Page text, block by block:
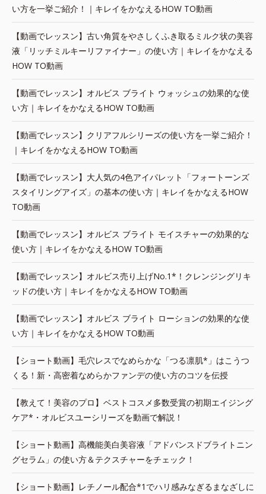
い方を一挙ご紹介！｜キレイをかなえるHOW TO動画
【動画でレッスン】古い角質をやさしくふき取るミルク状の美容
液「リッチミルキーリファイナー」の使い方｜キレイをかなえる
HOW TO動画
【動画でレッスン】オルビス ブライト ウォッシュの効果的な使
い方｜キレイをかなえるHOW TO動画
【動画でレッスン】クリアフルシリーズの使い方を一挙ご紹介！
｜キレイをかなえるHOW TO動画
【動画でレッスン】大人気の4色アイパレット「フォートーンズ
スタイリングアイズ」の基本の使い方｜キレイをかなえるHOW
TO動画
【動画でレッスン】オルビス ブライト モイスチャーの効果的な
使い方｜キレイをかなえるHOW TO動画
【動画でレッスン】オルビス売り上げNo.1*！クレンジングリキ
ッドの使い方｜キレイをかなえるHOW TO動画
【動画でレッスン】オルビス ブライト ローションの効果的な使
い方｜キレイをかなえるHOW TO動画
【ショート動画】毛穴レスでなめらかな「つる凛肌*」はこうつ
くる！新・高密着なめらかファンデの使い方のコツを伝授
【教えて！美容のプロ】ベストコスメ多数受賞の初期エイジング
ケア*・オルビスユーシリーズを動画で解説！
【ショート動画】高機能美白美容液「アドバンスドブライトニン
グセラム」の使い方＆テクスチャーをチェック！
【ショート動画】レチノール配合*1でハリ感みなぎるまなざしに